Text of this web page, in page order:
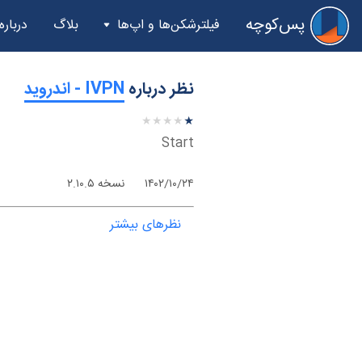
پس‌کوچه فیلترشکن‌ها و اپ‌ها بلاگ
نظر درباره ‫IVPN - اندروید
★★★★★
★
★
★
★
★
Start
۱۴۰۲/۱۰/۲۴ نسخه ۲.۱۰.۵
نظرهای بیشتر